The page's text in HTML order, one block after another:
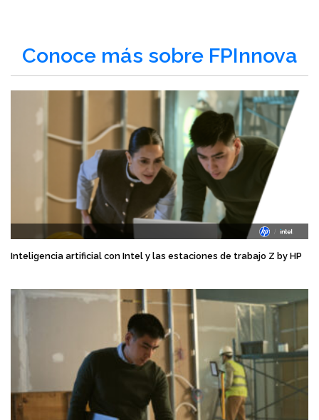
Conoce más sobre FPInnova
Inteligencia artificial con Intel y las estaciones de trabajo Z by HP